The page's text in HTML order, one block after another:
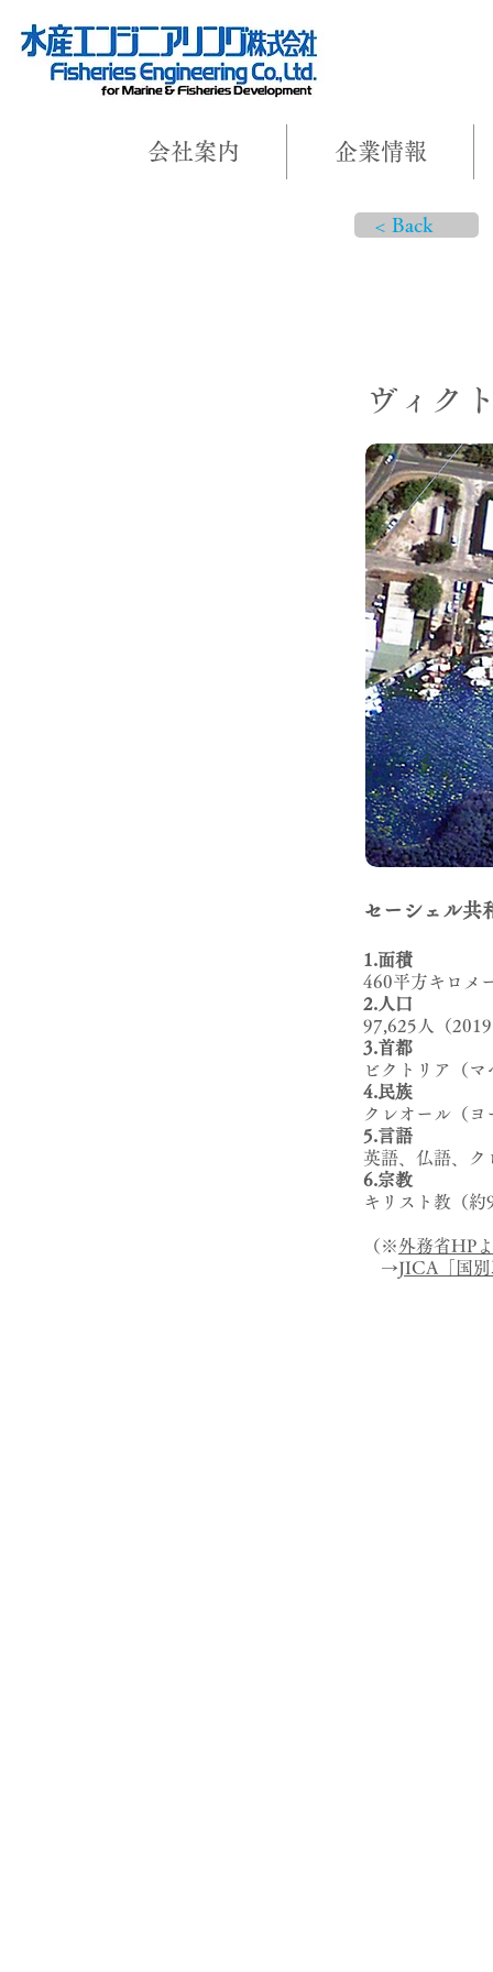
会社案内 企業情報
< Back
ヴィク
セーシェル共
1.面積
460平方キロメ
2.人口
97,625人（
3.首都
ビクトリア（マ
4.民族
クレオール（
5.言語
英語、仏語、ク
6.宗教
キリスト教（約
（※外務省HP
→JICA「国